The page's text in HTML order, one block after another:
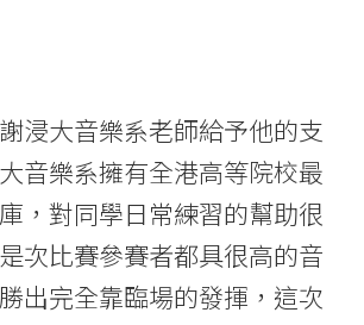
浸大音樂系老師給予他的支
音樂系擁有全港高等院校最
，對同學日常練習的幫助很
次比賽參賽者都具很高的音
出完全靠臨場的發揮，這次